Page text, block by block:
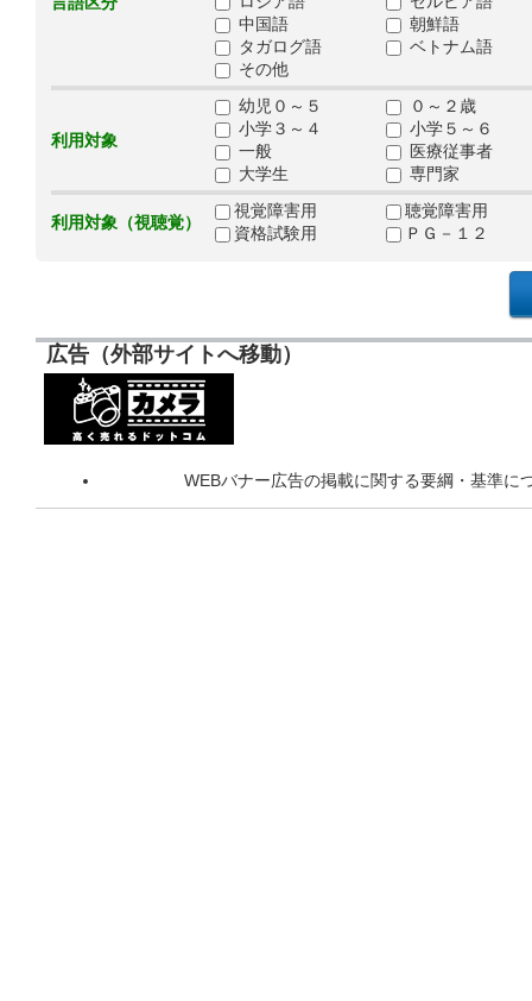
中国語
朝鮮語
タガログ語
ベトナム語
その他
利用対象
幼児０～５
０～２歳
小学３～４
小学５～６
一般
医療従事者
大学生
専門家
利用対象（視聴覚）
視覚障害用
聴覚障害用
資格試験用
ＰＧ－１２
広告（外部サイトへ移動）
WEBバナー広告の掲載に関する要綱・基準に